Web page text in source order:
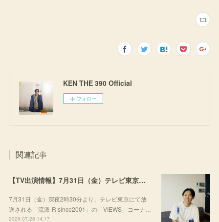
KEN THE 390 Official
フォロー
関連記事
【TV出演情報】7月31日（金）テレビ東京「流派-R since2001」
7月31日（金）深夜2時30分より、テレビ東京にて放
送される「流派-R since2001」の「VIEWS」コーナ…
2026.07.28 14:17